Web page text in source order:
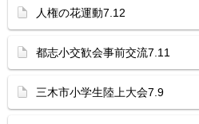
人権の花運動7.12
都志小交歓会事前交流7.11
三木市小学生陸上大会7.9